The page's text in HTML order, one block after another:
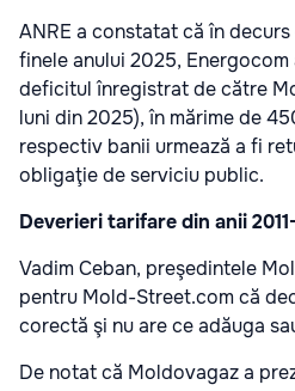
ANRE a constatat că în
finele anului 2025,
deficitul înregistrat de către
luni din 2025), în mărime de
respectiv banii urmează a fi
obligaţie de serviciu public.
Deverieri tarifare din anii
Vadim Ceban, preşedintele
pentru Mold-Street.com că
corectă şi nu are ce adăuga
De notat că Moldovagaz a